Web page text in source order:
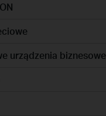
urządzenia biznesowe